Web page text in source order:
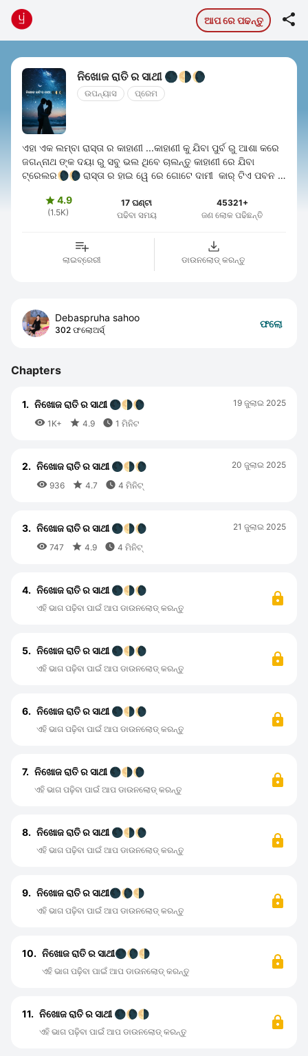
ଆପ ରେ ପଢନ୍ତୁ 
ନିଖୋଜ ରାତି ର ସାଥୀ 🌑🌗🌘
ଉପନ୍ୟାସ ପ୍ରେମ
ଏହା ଏକ ଲମ୍ବା ରାସ୍ତା ର କାହାଣୀ ...କାହାଣୀ କୁ ଯିବା ପୁର୍ବ ରୁ ଆଶା କରେ
ଜଗନ୍ନାଥ ଙ୍କ ଦୟା ରୁ ସବୁ ଭଲ ଥିବେ ଚାଲନ୍ତୁ କାହାଣୀ ରେ ଯିବା
ଟ୍ରେଲର🌘🌘 ରାସ୍ତା ର ହାଇ ୱେ ରେ ଗୋଟେ ଦାମୀ କାର୍ ଟିଏ ପବନ ର
4.9
(1.5K)
17 ଘଣ୍ଟା
ପଢିବା ସମୟ
45321+
ଜଣ ଲୋକ ପଢିଛନ୍ତି
ଲାଇବ୍ରେରୀ ଡାଉନଲୋଡ୍ କରନ୍ତୁ
Debaspruha sahoo
302 ଫଲୋଅର୍ସ୍
ଫଲୋ
Chapters
1. ନିଖୋଜ ରାତି ର ସାଥୀ 🌑🌗🌘
 1K+  4.9  1 ମିନିଟ
19 ଜୁଲାଇ 2025
2. ନିଖୋଜ ରାତି ର ସାଥୀ 🌑🌗🌘
 936  4.7  4 ମିନିଟ୍
20 ଜୁଲାଇ 2025
3. ନିଖୋଜ ରାତି ର ସାଥୀ 🌑🌗🌘
 747  4.9  4 ମିନିଟ୍
21 ଜୁଲାଇ 2025
4. ନିଖୋଜ ରାତି ର ସାଥୀ 🌑🌗🌘
ଏହି ଭାଗ ପଢ଼ିବା ପାଇଁ ଆପ ଡାଉନଲୋଡ୍ କରନ୍ତୁ
5. ନିଖୋଜ ରାତି ର ସାଥୀ 🌑🌗🌘
ଏହି ଭାଗ ପଢ଼ିବା ପାଇଁ ଆପ ଡାଉନଲୋଡ୍ କରନ୍ତୁ
6. ନିଖୋଜ ରାତି ର ସାଥୀ 🌑🌗🌘
ଏହି ଭାଗ ପଢ଼ିବା ପାଇଁ ଆପ ଡାଉନଲୋଡ୍ କରନ୍ତୁ
7. ନିଖୋଜ ରାତି ର ସାଥୀ 🌑🌗🌘
ଏହି ଭାଗ ପଢ଼ିବା ପାଇଁ ଆପ ଡାଉନଲୋଡ୍ କରନ୍ତୁ
8. ନିଖୋଜ ରାତି ର ସାଥୀ 🌑🌗🌘
ଏହି ଭାଗ ପଢ଼ିବା ପାଇଁ ଆପ ଡାଉନଲୋଡ୍ କରନ୍ତୁ
9. ନିଖୋଜ ରାତି ର ସାଥୀ🌑🌘🌗
ଏହି ଭାଗ ପଢ଼ିବା ପାଇଁ ଆପ ଡାଉନଲୋଡ୍ କରନ୍ତୁ
10. ନିଖୋଜ ରାତି ର ସାଥୀ🌑🌘🌗
ଏହି ଭାଗ ପଢ଼ିବା ପାଇଁ ଆପ ଡାଉନଲୋଡ୍ କରନ୍ତୁ
11. ନିଖୋଜ ରାତି ର ସାଥୀ 🌑🌘🌗
ଏହି ଭାଗ ପଢ଼ିବା ପାଇଁ ଆପ ଡାଉନଲୋଡ୍ କରନ୍ତୁ